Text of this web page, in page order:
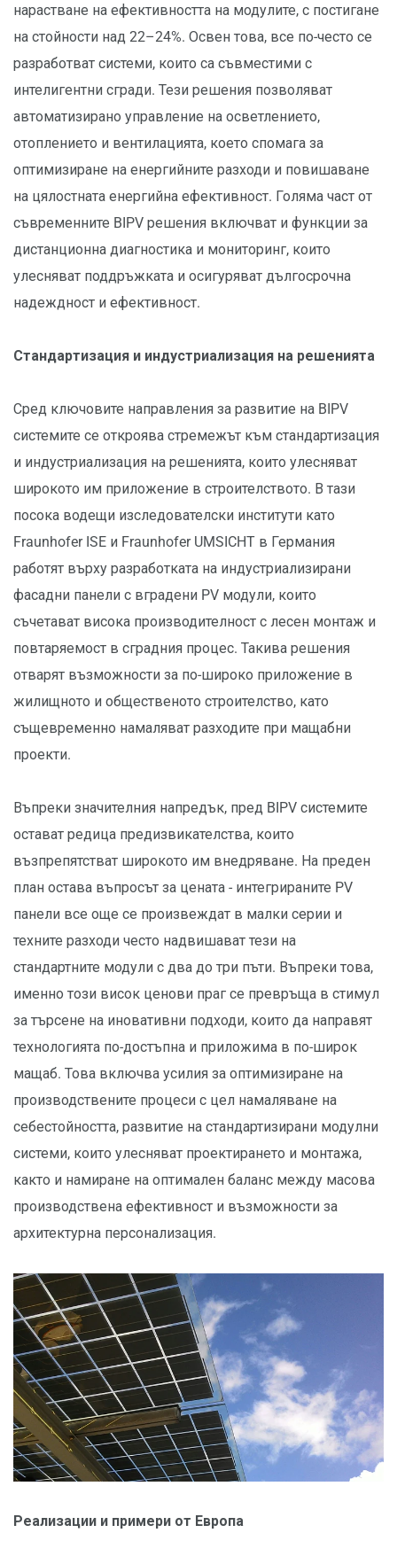
нарастване на ефективността на модулите, с постигане
на стойности над 22–24%. Освен това, все по-често се
разработват системи, които са съвместими с
интелигентни сгради. Тези решения позволяват
автоматизирано управление на осветлението,
отоплението и вентилацията, което спомага за
оптимизиране на енергийните разходи и повишаване
на цялостната енергийна ефективност. Голяма част от
съвременните BIPV решения включват и функции за
дистанционна диагностика и мониторинг, които
улесняват поддръжката и осигуряват дългосрочна
надеждност и ефективност.
Стандартизация и индустриализация на решенията
Сред ключовите направления за развитие на BIPV
системите се откроява стремежът към стандартизация
и индустриализация на решенията, които улесняват
широкото им приложение в строителството. В тази
посока водещи изследователски институти като
Fraunhofer ISE и Fraunhofer UMSICHT в Германия
работят върху разработката на индустриализирани
фасадни панели с вградени PV модули, които
съчетават висока производителност с лесен монтаж и
повтаряемост в сградния процес. Такива решения
отварят възможности за по-широко приложение в
жилищното и общественото строителство, като
същевременно намаляват разходите при мащабни
проекти.
Въпреки значителния напредък, пред BIPV системите
остават редица предизвикателства, които
възпрепятстват широкото им внедряване. На преден
план остава въпросът за цената - интегрираните PV
панели все още се произвеждат в малки серии и
техните разходи често надвишават тези на
стандартните модули с два до три пъти. Въпреки това,
именно този висок ценови праг се превръща в стимул
за търсене на иновативни подходи, които да направят
технологията по-достъпна и приложима в по-широк
мащаб. Това включва усилия за оптимизиране на
производствените процеси с цел намаляване на
себестойността, развитие на стандартизирани модулни
системи, които улесняват проектирането и монтажа,
както и намиране на оптимален баланс между масова
производствена ефективност и възможности за
архитектурна персонализация.
Реализации и примери от Европа